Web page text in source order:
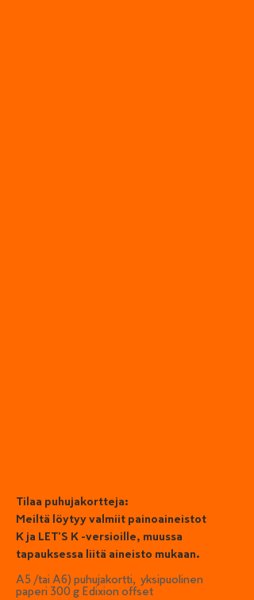
Tilaa puhujakortteja:
Meiltä löytyy valmiit painoaineistot
K ja LET'S K -versioille, muussa
tapauksessa liitä aineisto mukaan.
A5 /tai A6) puhujakortti, yksipuolinen
paperi 300 g Edixion offset